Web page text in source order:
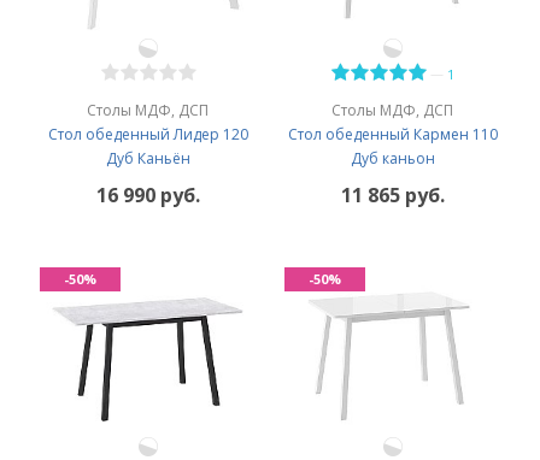
Столы МДФ, ДСП
Стол обеденный Лидер 120
Дуб Каньён
16 990 руб.
1
Столы МДФ, ДСП
Стол обеденный Кармен 110
Дуб каньон
11 865 руб.
-50% -50%